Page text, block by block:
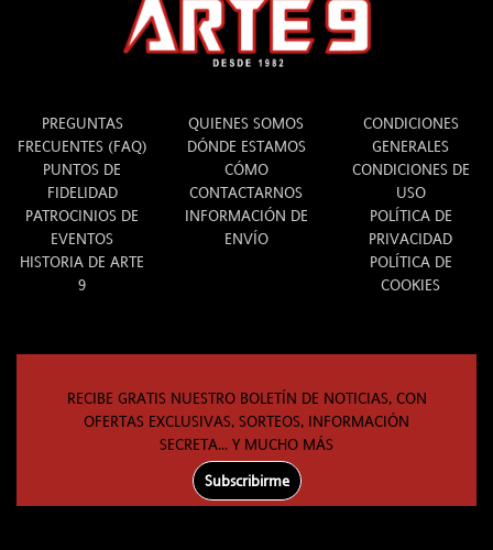
PREGUNTAS
FRECUENTES (FAQ)
PUNTOS DE
FIDELIDAD
PATROCINIOS DE
EVENTOS
HISTORIA DE ARTE
9
QUIENES SOMOS
DÓNDE ESTAMOS
CÓMO
CONTACTARNOS
INFORMACIÓN DE
ENVÍO
CONDICIONES
GENERALES
CONDICIONES DE
USO
POLÍTICA DE
PRIVACIDAD
POLÍTICA DE
COOKIES
RECIBE GRATIS NUESTRO BOLETÍN DE NOTICIAS, CON
OFERTAS EXCLUSIVAS, SORTEOS, INFORMACIÓN
SECRETA... Y MUCHO MÁS
Subscribirme